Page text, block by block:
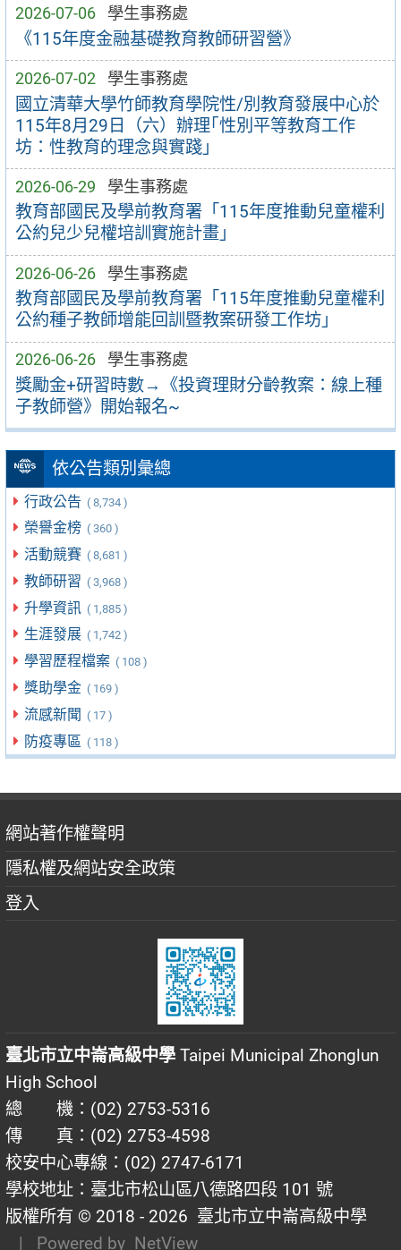
2026-07-06 學生事務處
《115年度金融基礎教育教師研習營》
2026-07-02 學生事務處
國立清華大學竹師教育學院性/別教育發展中心於
115年8月29日（六）辦理｢性別平等教育工作
坊：性教育的理念與實踐｣
2026-06-29 學生事務處
教育部國民及學前教育署「115年度推動兒童權利
公約兒少兒權培訓實施計畫」
2026-06-26 學生事務處
教育部國民及學前教育署「115年度推動兒童權利
公約種子教師增能回訓暨教案研發工作坊」
2026-06-26 學生事務處
獎勵金+研習時數→《投資理財分齡教案：線上種
子教師營》開始報名~
依公告類別彙總
行政公告 ( 8,734 )
榮譽金榜 ( 360 )
活動競賽 ( 8,681 )
教師研習 ( 3,968 )
升學資訊 ( 1,885 )
生涯發展 ( 1,742 )
學習歷程檔案 ( 108 )
獎助學金 ( 169 )
流感新聞 ( 17 )
防疫專區 ( 118 )
網站著作權聲明
隱私權及網站安全政策
登入
臺北市立中崙高級中學 Taipei Municipal Zhonglun
High School
總 機：(02) 2753-5316
傳 真：(02) 2753-4598
校安中心專線：(02) 2747-6171
學校地址：臺北市松山區八德路四段 101 號
版權所有 © 2018 - 2026 臺北市立中崙高級中學
| Powered by NetView